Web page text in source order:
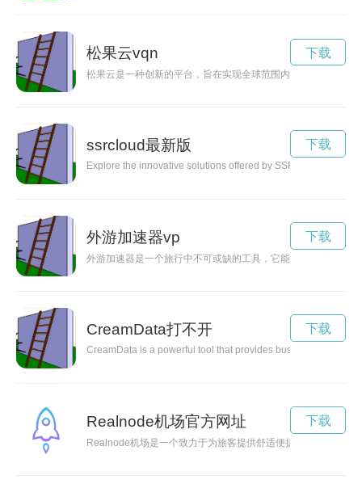
松果云vqn
松果云是一种创新的平台，旨在实现全球范围内的数据共享，
下载
ssrcloud最新版
Explore the innovative solutions offered by SSRcloud, a
下载
外游加速器vp
外游加速器是一个旅行中不可或缺的工具，它能有效提升旅行
下载
CreamData打不开
CreamData is a powerful tool that provides businesses with
下载
Realnode机场官方网址
Realnode机场是一个致力于为旅客提供舒适便捷服务的现代化
下载